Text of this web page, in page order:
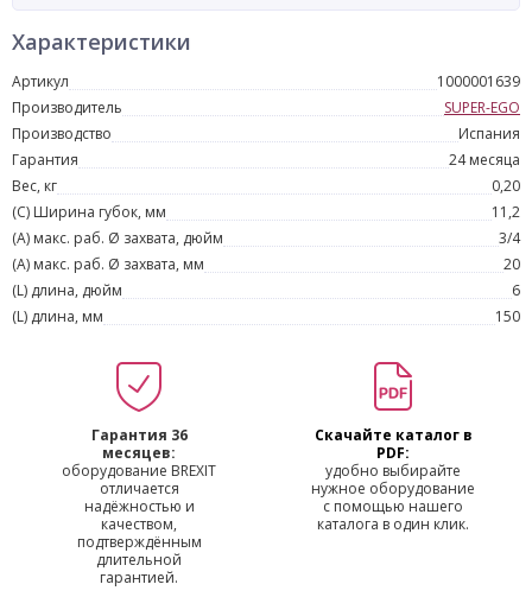
Характеристики
Артикул
1000001639
Производитель
SUPER-EGO
Производство
Испания
Гарантия
24 месяца
Вес, кг
0,20
(C) Ширина губок, мм
11,2
(A) макс. раб. Ø захвата, дюйм
3/4
(A) макс. раб. Ø захвата, мм
20
(L) длина, дюйм
6
(L) длина, мм
150
Гарантия 36
месяцев:
оборудование BREXIT
отличается
надёжностью и
качеством,
подтверждённым
длительной
гарантией.
Скачайте каталог в
PDF:
удобно выбирайте
нужное оборудование
с помощью нашего
каталога в один клик.